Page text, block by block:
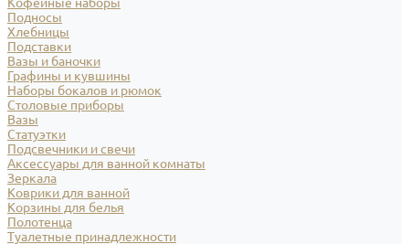
Подносы
Хлебницы
Подставки
Вазы и баночки
Графины и кувшины
Наборы бокалов и рюмок
Столовые приборы
Вазы
Статуэтки
Подсвечники и свечи
Аксессуары для ванной комнаты
Зеркала
Коврики для ванной
Корзины для белья
Полотенца
Туалетные принадлежности